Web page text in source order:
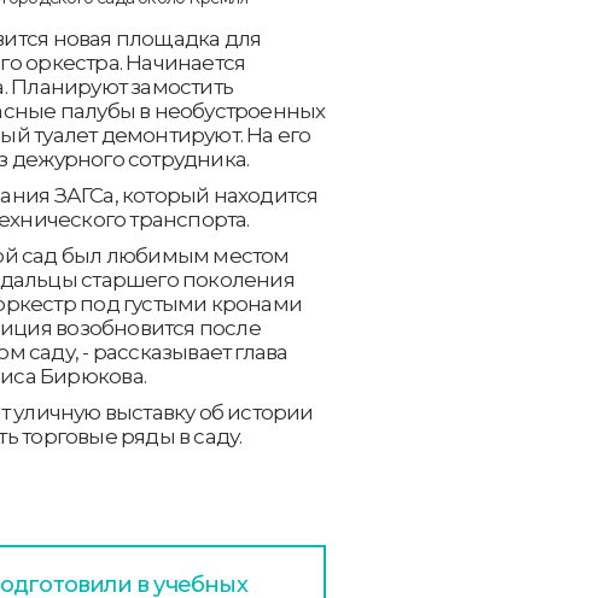
новая площадка для
оркестра. Начинается
Планируют замостить
палубы в необустроенных
туалет демонтируют. На его
дежурного сотрудника.
ЗАГСа, который находится
транспорта.
сад был любимым местом
старшего поколения
под густыми кронами
возобновится после
саду, - рассказывает глава
Бирюкова.
уличную выставку об истории
торговые ряды в саду.
в учебных